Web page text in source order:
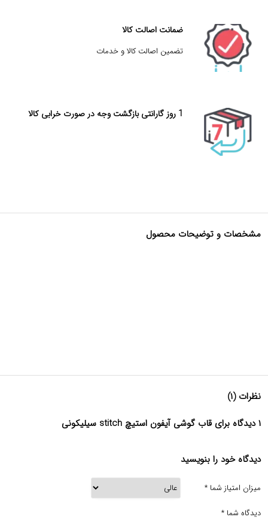
ضمانت اصالت کالا
تضمین اصالت کالا و خدمات
1 روز گارانتی بازگشت وجه در صورت خرابی کالا
مشخصات و توضیحات محصول
نظرات (۱)
۱ دیدگاه برای قاب گوشی آیفون استیچ stitch سیلیکونی
دیدگاه خود را بنویسید
میزان امتیاز شما *
دیدگاه شما *